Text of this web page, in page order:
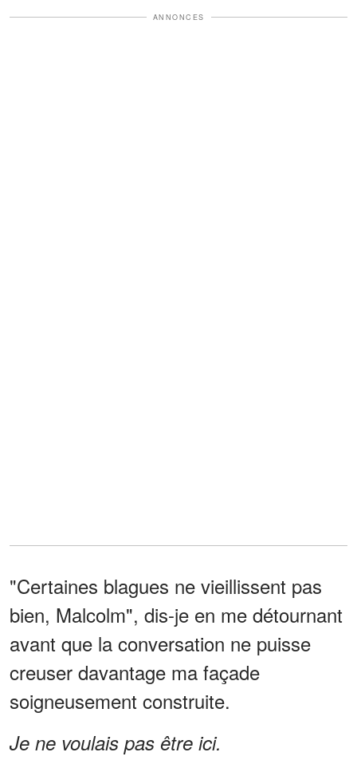
ANNONCES
"Certaines blagues ne vieillissent pas
bien, Malcolm", dis-je en me détournant
avant que la conversation ne puisse
creuser davantage ma façade
soigneusement construite.
Je ne voulais pas être ici.